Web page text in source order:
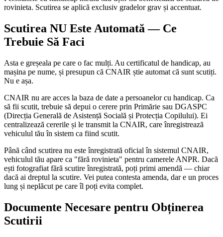
rovinieta. Scutirea se aplică exclusiv gradelor grav și accentuat.
Scutirea NU Este Automată — Ce
Trebuie Să Faci
Asta e greșeala pe care o fac mulți. Au certificatul de handicap, au
mașina pe nume, și presupun că CNAIR știe automat că sunt scutiți.
Nu e așa.
CNAIR nu are acces la baza de date a persoanelor cu handicap. Ca
să fii scutit, trebuie să depui o cerere prin Primărie sau DGASPC
(Direcția Generală de Asistență Socială și Protecția Copilului). Ei
centralizează cererile și le transmit la CNAIR, care înregistrează
vehiculul tău în sistem ca fiind scutit.
Până când scutirea nu este înregistrată oficial în sistemul CNAIR,
vehiculul tău apare ca "fără rovinieta" pentru camerele ANPR. Dacă
ești fotografiat fără scutire înregistrată, poți primi amendă — chiar
dacă ai dreptul la scutire. Vei putea contesta amenda, dar e un proces
lung și neplăcut pe care îl poți evita complet.
Documente Necesare pentru Obținerea
Scutirii